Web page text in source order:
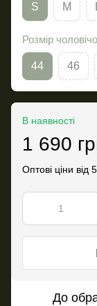
S M
Розмір
44 46
В наявності
1 690
Оптові ціни від
До